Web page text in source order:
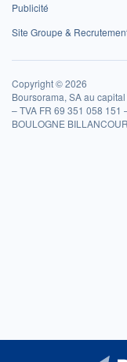
Publicité
Site Groupe &
Copyright © 2026
Boursorama, SA au
– TVA FR 69 351 058 151
BOULOGNE